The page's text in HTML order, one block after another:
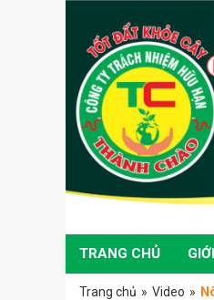
TRANG CHỦ
Trang chủ » Video »